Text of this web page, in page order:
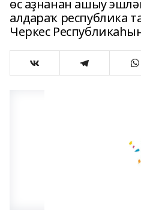
өс аҙнанан ашыу
алдараҡ республика
Черкес